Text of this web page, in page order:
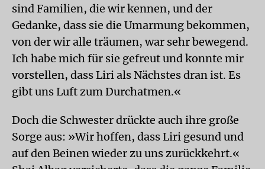
sind Familien, die wir kennen, und der
Gedanke, dass sie die Umarmung bekommen,
von der wir alle träumen, war sehr bewegend.
Ich habe mich für sie gefreut und konnte mir
vorstellen, dass Liri als Nächstes dran ist. Es
gibt uns Luft zum Durchatmen.«
Doch die Schwester drückte auch ihre große
Sorge aus: »Wir hoffen, dass Liri gesund und
auf den Beinen wieder zu uns zurückkehrt.«